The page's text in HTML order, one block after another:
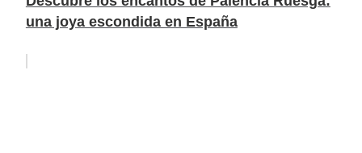
una joya escondida en España